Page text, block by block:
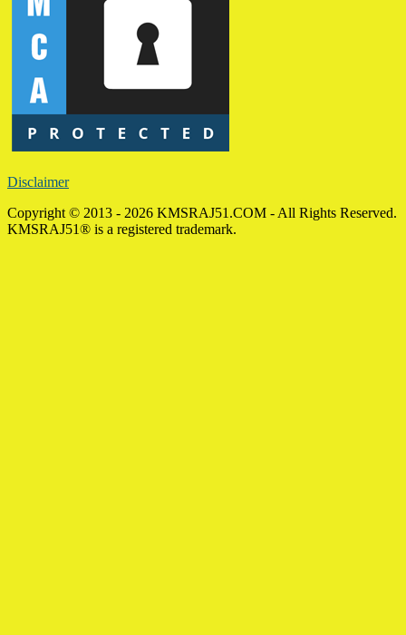
Disclaimer
Copyright © 2013 - 2026 KMSRAJ51.COM - All Rights Reserved.
KMSRAJ51® is a registered trademark.